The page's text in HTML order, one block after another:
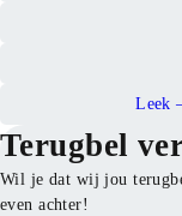
Leek
Terugbel
Wil je dat wij jou
even achter!